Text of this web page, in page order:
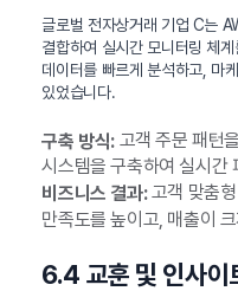
글로벌 전자상거래 기업 C는
결합하여 실시간 모니터링 체
데이터를 빠르게 분석하고, 마
있었습니다.
구축 방식:고객 주문 패턴
시스템을 구축하여 실시간
비즈니스 결과:고객 맞춤
만족도를 높이고, 매출이
6.4 교훈 및 인사이